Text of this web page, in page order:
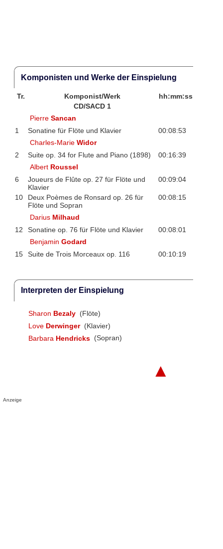
Komponisten und Werke der Einspielung
Tr. Komponist/Werk
hh:mm:ss
CD/SACD 1
PierreSancan
1
Sonatine für Flöte und Klavier
00:08:53
Charles-MarieWidor
2
Suite op. 34 for Flute and Piano (1898)
00:16:39
Albert Roussel
6
Joueurs de Flûte op. 27 für Flöte und
Klavier
00:09:04
10
Deux Poèmes de Ronsard op. 26 für
Flöte und Sopran
00:08:15
Darius Milhaud
12
Sonatine op. 76 für Flöte und Klavier
00:08:01
BenjaminGodard
15
Suite de Trois Morceaux op. 116 00:10:19
Interpreten der Einspielung
Sharon Bezaly (Flöte)
Love Derwinger (Klavier)
Barbara Hendricks (Sopran)
▲
Anzeige